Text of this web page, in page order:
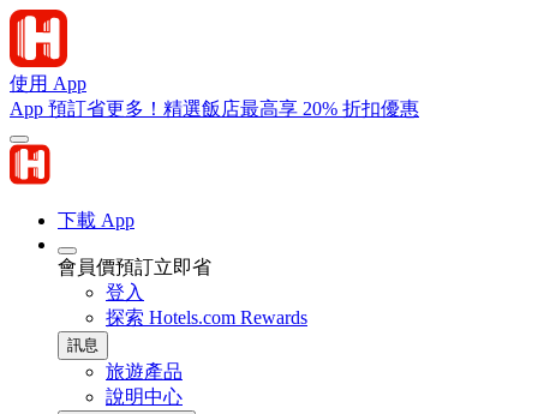
使用 App
App 預訂省更多！精選飯店最高享 20% 折扣優惠
下載 App
會員價預訂立即省
登入
探索 Hotels.com Rewards
訊息
旅遊產品
說明中心